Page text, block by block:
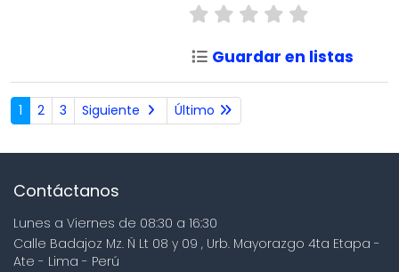
Guardar en listas
1 2 3 Siguiente Último
Contáctanos
Lunes a Viernes de 08:30 a 16:30
Calle Badajoz Mz. Ñ Lt 08 y 09 , Urb. Mayorazgo 4ta Etapa -
Ate - Lima - Perú